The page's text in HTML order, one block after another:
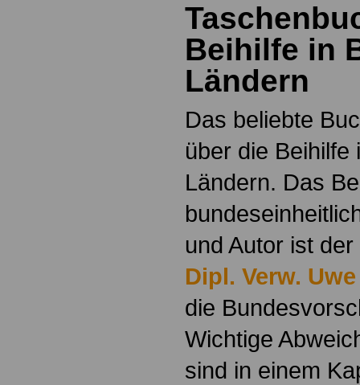
Beihilfe in
Ländern
Das beliebte
über die Beihilfe
Ländern. Das
und Autor ist der
Dipl. Verw.
die
Wichtige
sind in einem